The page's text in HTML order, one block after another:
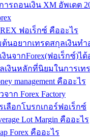
ารถอนเงิน XM อัพเดต
ฟอเร็กซ์ คืออะไร
ต้นอยากเทรดสกุลเงินทำ
งินจากForex(ฟอเร็กซ์)ได้
เงินหลักที่นิยมในการเท
management คืออะไร
จาก Forex Factory
เลือกโบรกเกอร์ฟอเร็กซ์
Lot Margin คืออะไร
Forex คืออะไร